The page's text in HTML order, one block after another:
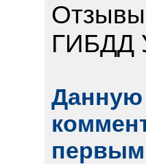
ГИБДД
Данную